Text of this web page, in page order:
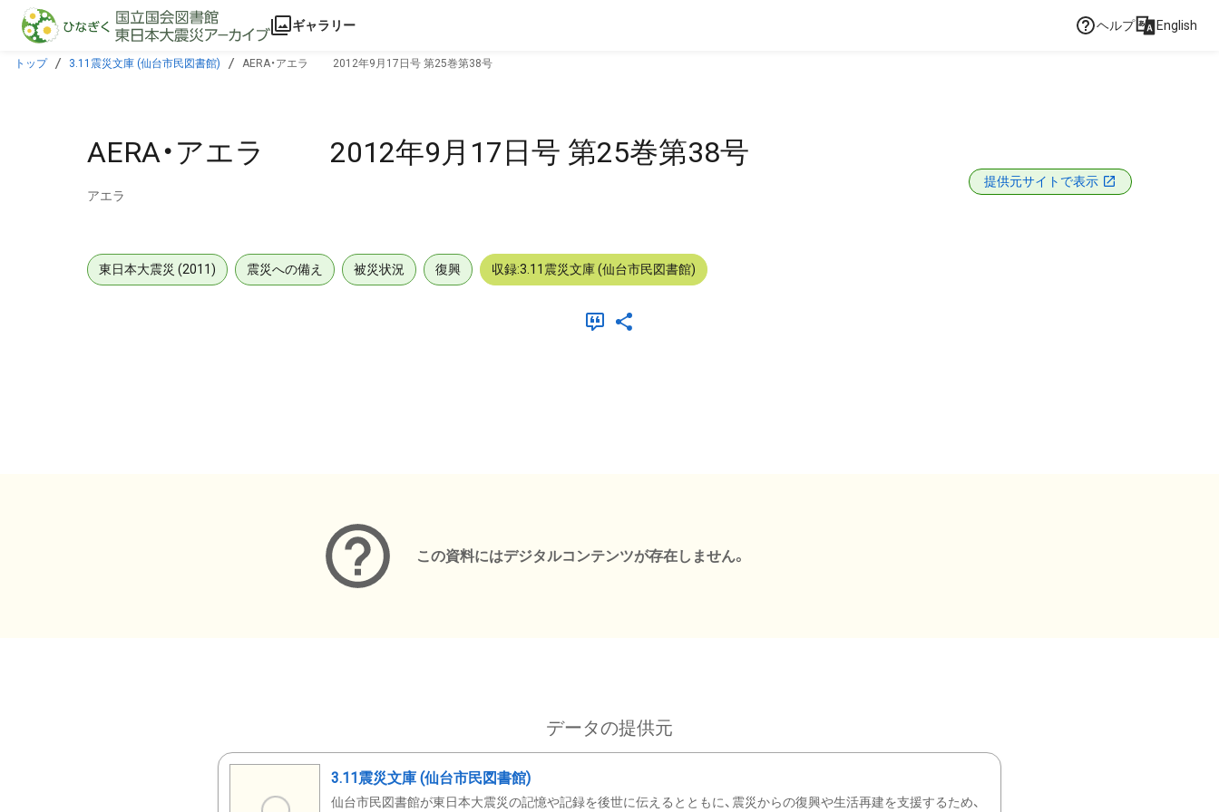
本文に飛ぶ
ギャラリー ヘルプ English
トップ 3.11震災文庫 (仙台市民図書館) AERA・アエラ 2012年9月17日号 第25巻第38号
AERA・アエラ 2012年9月17日号 第25巻第38号
アエラ
提供元サイトで表示
東日本大震災 (2011) 震災への備え 被災状況 復興 収録:3.11震災文庫 (仙台市民図書館)
この資料にはデジタルコンテンツが存在しません。
データの提供元
3.11震災文庫 (仙台市民図書館)
仙台市民図書館が東日本大震災の記憶や記録を後世に伝えるとともに、震災からの復興や生活再建を支援するため、